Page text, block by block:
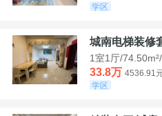
学区
城南电梯装修
1室1厅/
33.8万 4536.91
学区